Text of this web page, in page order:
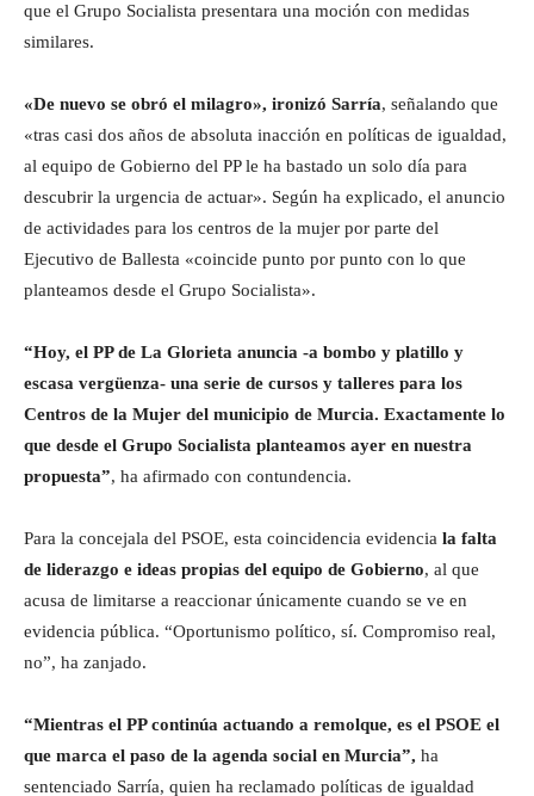
que el Grupo Socialista presentara una moción con medidas
similares.
«De nuevo se obró el milagro», ironizó Sarría, señalando que
«tras casi dos años de absoluta inacción en políticas de igualdad,
al equipo de Gobierno del PP le ha bastado un solo día para
descubrir la urgencia de actuar». Según ha explicado, el anuncio
de actividades para los centros de la mujer por parte del
Ejecutivo de Ballesta «coincide punto por punto con lo que
planteamos desde el Grupo Socialista».
“Hoy, el PP de La Glorieta anuncia -a bombo y platillo y
escasa vergüenza- una serie de cursos y talleres para los
Centros de la Mujer del municipio de Murcia. Exactamente lo
que desde el Grupo Socialista planteamos ayer en nuestra
propuesta”, ha afirmado con contundencia.
Para la concejala del PSOE, esta coincidencia evidencia la falta
de liderazgo e ideas propias del equipo de Gobierno, al que
acusa de limitarse a reaccionar únicamente cuando se ve en
evidencia pública. “Oportunismo político, sí. Compromiso real,
no”, ha zanjado.
“Mientras el PP continúa actuando a remolque, es el PSOE el
que marca el paso de la agenda social en Murcia”, ha
sentenciado Sarría, quien ha reclamado políticas de igualdad